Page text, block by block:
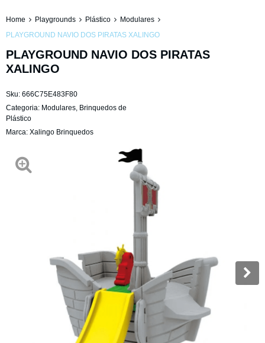
Home Playgrounds Plástico
Modulares
PLAYGROUND NAVIO DOS PIRATAS XALINGO
PLAYGROUND NAVIO DOS PIRATAS
XALINGO
Sku: 666C75E483F80
Categoria: Modulares, Brinquedos de
Plástico
Marca: Xalingo Brinquedos